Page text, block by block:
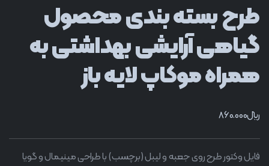
طرح بسته بندی محصول
گیاهی آرایشی بهداشتی به
همراه موکاپ لایه باز
﷼860.000
فایل وکتور طرح روی جعبه و لیبل (برچسب) با طراحی مینیمال و گویا